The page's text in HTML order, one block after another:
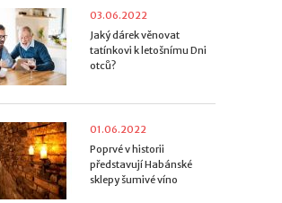
03.06.2022
Jaký dárek věnovat
tatínkovi k letošnímu Dni
otců?
01.06.2022
Poprvé v historii
představují Habánské
sklepy šumivé víno